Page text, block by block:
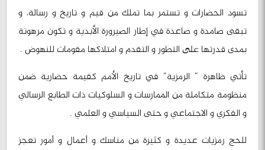
تسود الحضارات و تستمر بما تملك من قيم و تاريخ و رسالة، و
تبقى صامدة و صاعدة في إطار الصيرورة الأبدية و تكون مرهونة
بمدى قدرتها على التطور و التقدم و امتلاكها مقومات للنهوض .
تأتي ظاهرة ” الرمزية” في تاريخ الأمم كقيمة حضارية ضمن
منظومة متكاملة من الممارسات و السلوكيات ذات الطابع الرسالي
و الفكري و الاجتماعي و حتى السياسي و العلمي .
للحج رمزيات عديدة و كثيرة من مناسك و أعمال و أمور تعجز